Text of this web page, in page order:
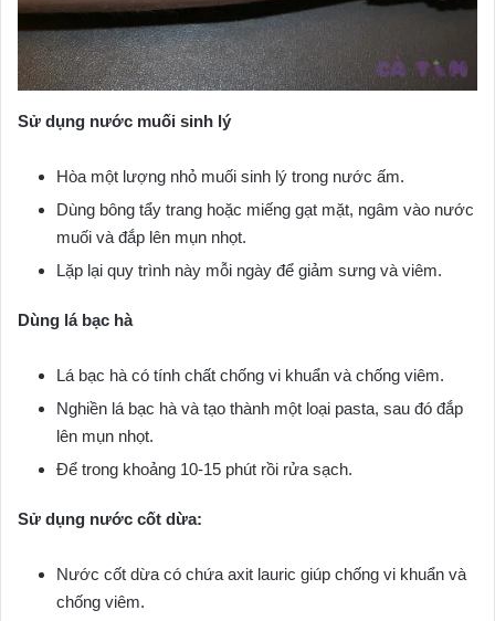
Sử dụng nước muối sinh lý
Hòa một lượng nhỏ muối sinh lý trong nước ấm.
Dùng bông tẩy trang hoặc miếng gạt mặt, ngâm vào nước
muối và đắp lên mụn nhọt.
Lặp lại quy trình này mỗi ngày để giảm sưng và viêm.
Dùng lá bạc hà
Lá bạc hà có tính chất chống vi khuẩn và chống viêm.
Nghiền lá bạc hà và tạo thành một loại pasta, sau đó đắp
lên mụn nhọt.
Để trong khoảng 10-15 phút rồi rửa sạch.
Sử dụng nước cốt dừa:
Nước cốt dừa có chứa axit lauric giúp chống vi khuẩn và
chống viêm.